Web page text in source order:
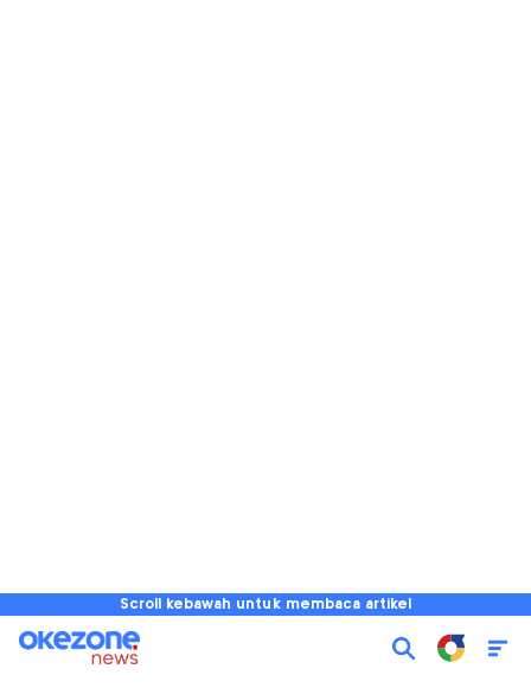
Scroll kebawah untuk membaca artikel